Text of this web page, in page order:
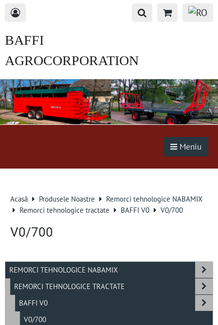
BAFFI
AGROCORPORATION
s.r.o.
Meniu
Acasă Produsele Noastre
Remorci tehnologice NABAMIX
Remorci tehnologice tractate
BAFFI V0 V0/700
V0/700
REMORCI TEHNOLOGICE NABAMIX
REMORCI TEHNOLOGICE TRACTATE
BAFFI V0
V0/700